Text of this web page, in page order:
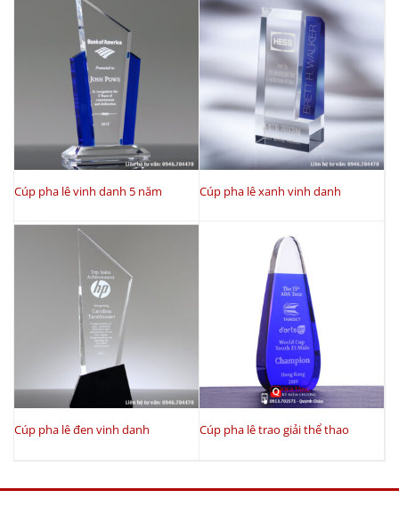
380.000₫.
Cúp pha lê vinh danh 5 năm Cúp pha lê xanh vinh danh
Cúp pha lê đen vinh danh Cúp pha lê trao giải thể thao